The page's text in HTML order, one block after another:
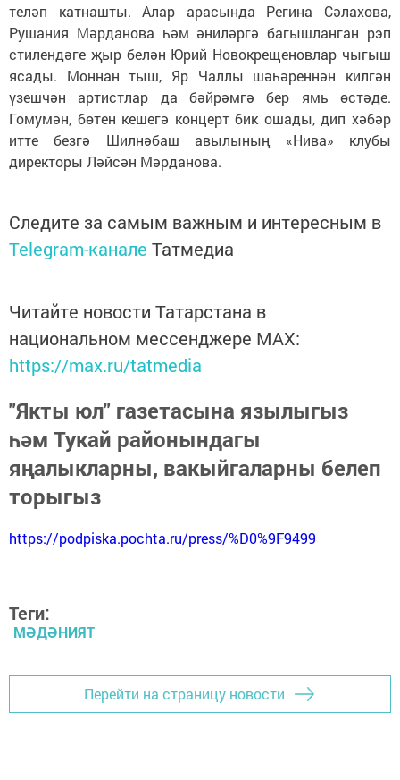
теләп катнашты. Алар арасында Регина Сәлахова,
Рушания Мәрданова һәм әниләргә багышланган рэп
стилендәге җыр белән Юрий Новокрещеновлар чыгыш
ясады. Моннан тыш, Яр Чаллы шәһәреннән килгән
үзешчән артистлар да бәйрәмгә бер ямь өстәде.
Гомумән, бөтен кешегә концерт бик ошады, дип хәбәр
итте безгә Шилнәбаш авылының «Нива» клубы
директоры Ләйсән Мәрданова.
Следите за самым важным и интересным в
Telegram-канале Татмедиа
Читайте новости Татарстана в
национальном мессенджере MАХ:
https://max.ru/tatmedia
"Якты юл" газетасына язылыгыз
һәм Тукай районындагы
яңалыкларны, вакыйгаларны белеп
торыгыз
https://podpiska.pochta.ru/press/%D0%9F9499
Теги:
МӘДӘНИЯТ
Перейти на страницу новости